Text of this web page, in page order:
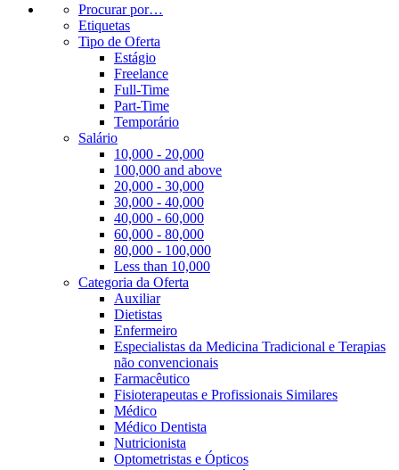
Procurar por…
Etiquetas
Tipo de Oferta
Estágio
Freelance
Full-Time
Part-Time
Temporário
Salário
10,000 - 20,000
100,000 and above
20,000 - 30,000
30,000 - 40,000
40,000 - 60,000
60,000 - 80,000
80,000 - 100,000
Less than 10,000
Categoria da Oferta
Auxiliar
Dietistas
Enfermeiro
Especialistas da Medicina Tradicional e Terapias
não convencionais
Farmacêutico
Fisioterapeutas e Profissionais Similares
Médico
Médico Dentista
Nutricionista
Optometristas e Ópticos